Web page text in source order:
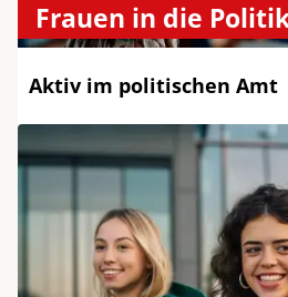
Frauen in die
Aktiv im politischen Amt